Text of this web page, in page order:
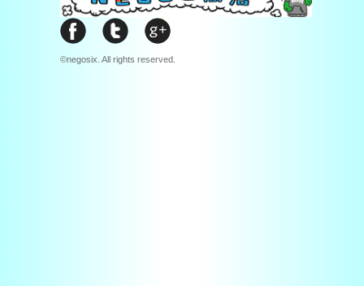
©negosix. All rights reserved.